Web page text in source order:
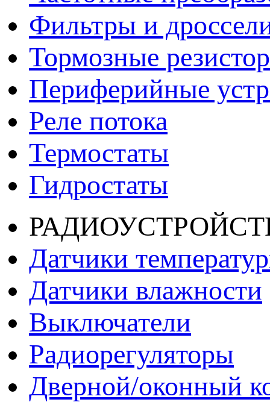
Фильтры и
Тормозные
Периферийные
Реле потока
Термостаты
Гидростаты
Датчики
Датчики влажности
Выключатели
Радиорегуляторы
Дверной/оконный